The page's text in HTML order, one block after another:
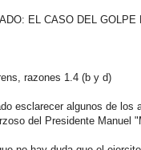
EL CASO DEL GOLPE
razones 1.4 (b y d)
esclarecer algunos de los
del Presidente Manuel